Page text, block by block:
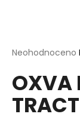
Průměrné
produktu
je
0,0
Neohodnoceno
í
t
?